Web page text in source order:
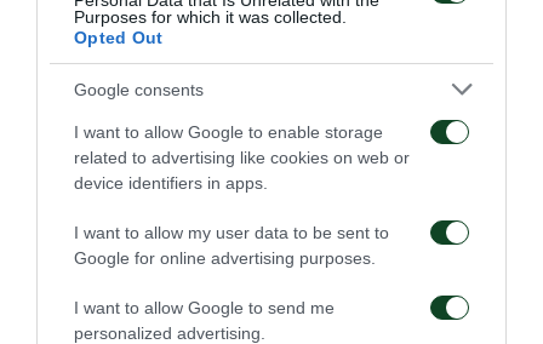
Purposes for which it was collected.
Opted Out
Google consents
I want to allow Google to enable storage
related to advertising like cookies on web or
device identifiers in apps.
I want to allow my user data to be sent to
Google for online advertising purposes.
I want to allow Google to send me
personalized advertising.
46'
48'
ΣΧΟΛΙΟ
Ο διαιτητής καταλογίζει πέναλτι σε διεκδίκηση της μπάλας